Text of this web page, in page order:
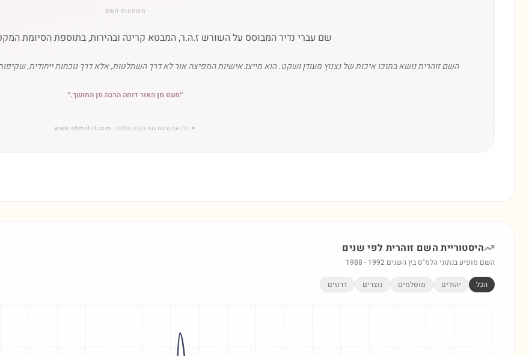
משמעות השם
שם עברי נדיר המבוסס על השורש ז.ה.ר, המבטא קרינה ובהירות, בתוספת הסיומת
השם זוהרית נושא בתוכו איכות של נצנוץ מעודן ושקט. הוא מייצג אישיות המפיצה אור לא דרך השתלטות, אלא דרך נוכחות ייחודית,
״מעט מן האור דוחה הרבה מן החושך.״
✦ גלו את משמעות השם שלכם · www.shmot-il.com
היסטוריית השם זוהרית לפי שנים
השם מופיע בנתוני הלמ"ס בין השנים 1988 - 1992
הכל יהודים מוסלמים נוצרים דרוזים